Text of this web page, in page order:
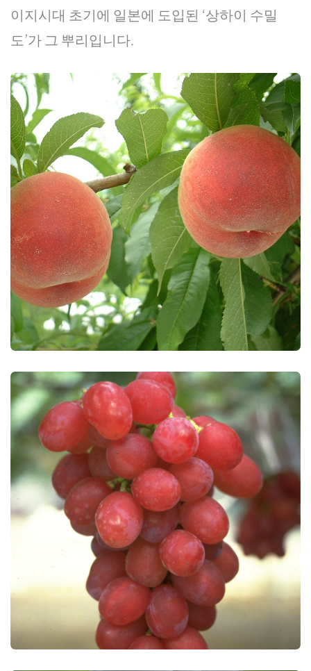
이지시대 초기에 일본에 도입된 ‘상하이 수밀
도’가 그 뿌리입니다.